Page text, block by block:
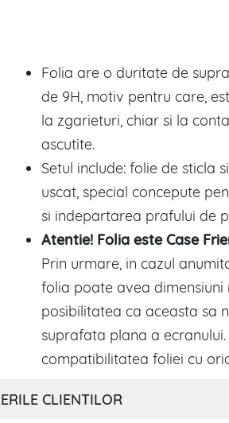
Folia are o duritate de
de 9H, motiv pentru care,
la zgarieturi, chiar si la
ascutite.
Setul include: folie de sticla
uscat, special concepute
si indepartarea prafului de
Atentie! Folia este Case
Prin urmare, in cazul
folia poate avea dimensiuni
posibilitatea ca aceasta sa
suprafata plana a
compatibilitatea foliei cu
CLIENTILOR